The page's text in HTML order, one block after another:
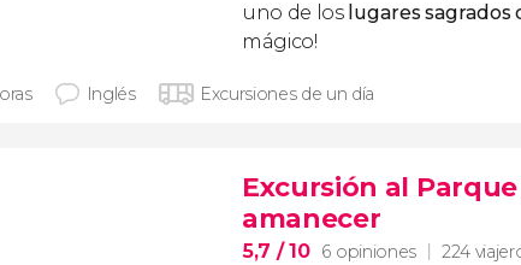
uno de loslugares sagrados
mágico!
Inglés Excursiones de un día
Excursión al
amanecer
5,7 / 10 6 opiniones 224